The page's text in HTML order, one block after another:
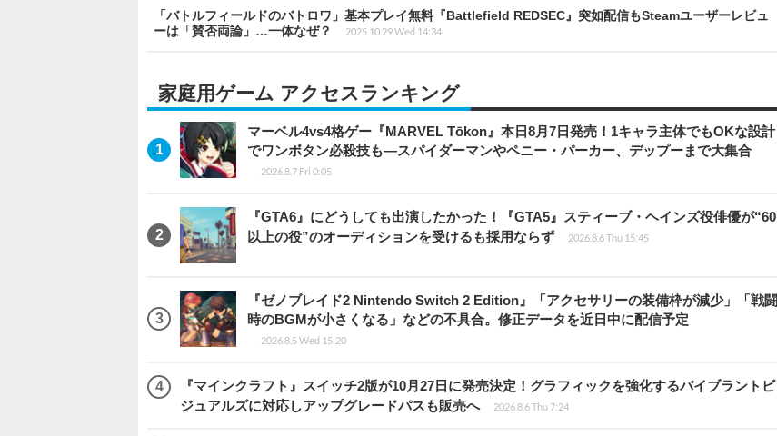
「バトルフィールドのバトロワ」基本プレイ無料『Battlefield REDSEC』突如配信もSteamユーザーレビュ
ーは「賛否両論」…一体なぜ？
2025.10.29 Wed 14:34
家庭用ゲーム アクセスランキング
マーベル4vs4格ゲー『MARVEL Tōkon』本日8月7日発売！1キャラ主体でもOKな設計
でワンボタン必殺技も―スパイダーマンやペニー・パーカー、デップーまで大集合
2026.8.7 Fri 0:05
『GTA6』にどうしても出演したかった！『GTA5』スティーブ・ヘインズ役俳優が“60
以上の役”のオーディションを受けるも採用ならず
2026.8.6 Thu 15:45
『ゼノブレイド2 Nintendo Switch 2 Edition』「アクセサリーの装備枠が減少」「戦闘
時のBGMが小さくなる」などの不具合。修正データを近日中に配信予定
2026.8.5 Wed 15:20
『マインクラフト』スイッチ2版が10月27日に発売決定！グラフィックを強化するバイブラントビ
ジュアルズに対応しアップグレードパスも販売へ
2026.8.6 Thu 7:24